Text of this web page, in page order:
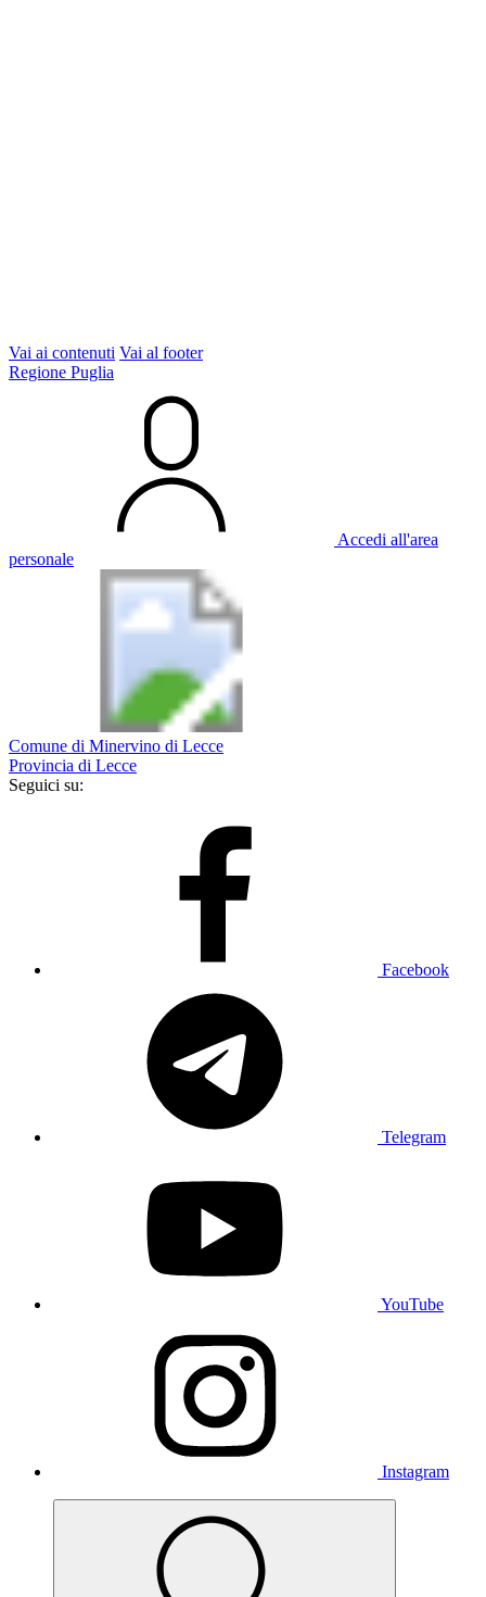
Vai ai contenuti Vai al footer
Regione Puglia
Accedi all'area
personale
Comune di Minervino di Lecce
Provincia di Lecce
Seguici su:
Facebook
Telegram
YouTube
Instagram